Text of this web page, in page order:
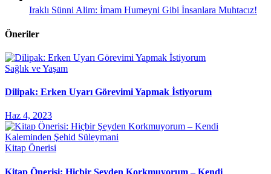
Iraklı Sünni Alim: İmam Humeyni Gibi İnsanlara Muhtacız!
Öneriler
Sağlık ve Yaşam
Dilipak: Erken Uyarı Görevimi Yapmak İstiyorum
Haz 4, 2023
Kitap Önerisi
Kitap Önerisi: Hiçbir Şeyden Korkmuyorum – Kendi